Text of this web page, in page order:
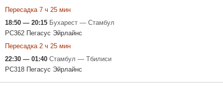
Пересадка 7 ч 25 мин
18:50 — 20:15 Бухарест — Стамбул
PC362 Пегасус Эйрлайнс
Пересадка 2 ч 25 мин
22:30 — 01:40 Стамбул — Тбилиси
PC318 Пегасус Эйрлайнс